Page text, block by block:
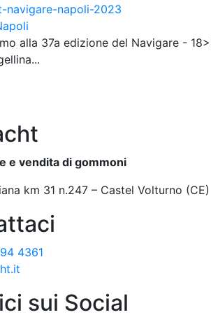
alla 37a edizione del Navigare -
e vendita di gommoni
km 31 n.247 – Castel Volturno (CE)
4361
sui Social